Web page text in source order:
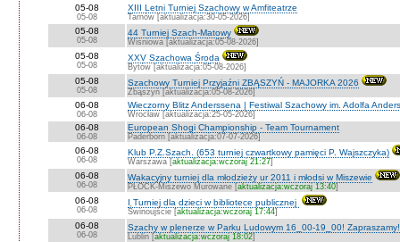
05-08
05-08
XIII Letni Turniej Szachowy w Amfiteatrze
Tarnów [aktualizacja:30-05-2026]
05-08
05-08
44 Turniej Szach-Matowy
Wiśniowa [aktualizacja:05-08-2026]
05-08
05-08
XXV Szachowa Środa
Bytów [aktualizacja:05-08-2026]
05-08
05-08
Szachowy Turniej Przyjaźni ZBĄSZYŃ - MAJORKA 2026
Zbąszyń [aktualizacja:05-08-2026]
06-08
06-08
Wieczorny Blitz Anderssena | Festiwal Szachowy im. Adolfa
Wrocław [aktualizacja:25-05-2026]
06-08
06-08
European Shogi Championship - Team Tournament
Paderborn [aktualizacja:07-07-2026]
06-08
06-08
Klub P.Z.Szach. (653 turniej czwartkowy pamięci P. Wajszczyka)
Warszawa [aktualizacja:wczoraj 21:27]
06-08
06-08
Wakacyjny turniej dla młodzieży ur 2011 i młodsi w Miszewie
PŁOCK-Miszewo Murowane [aktualizacja:wczoraj 13:40]
06-08
06-08
I Turniej dla dzieci w bibliotece publicznej
Świnoujście [aktualizacja:wczoraj 17:44]
06-08
06-08
Szachy w plenerze w Parku Ludowym 16_00-19_00! Zapraszamy!
Lublin [aktualizacja:wczoraj 18:02]